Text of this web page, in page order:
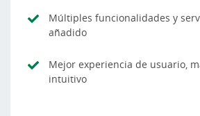
Múltiples funcionalidades y
añadido
Mejor experiencia de usuario,
intuitivo